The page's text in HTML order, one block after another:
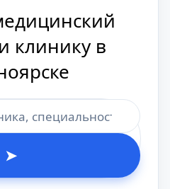
клинику в
➤